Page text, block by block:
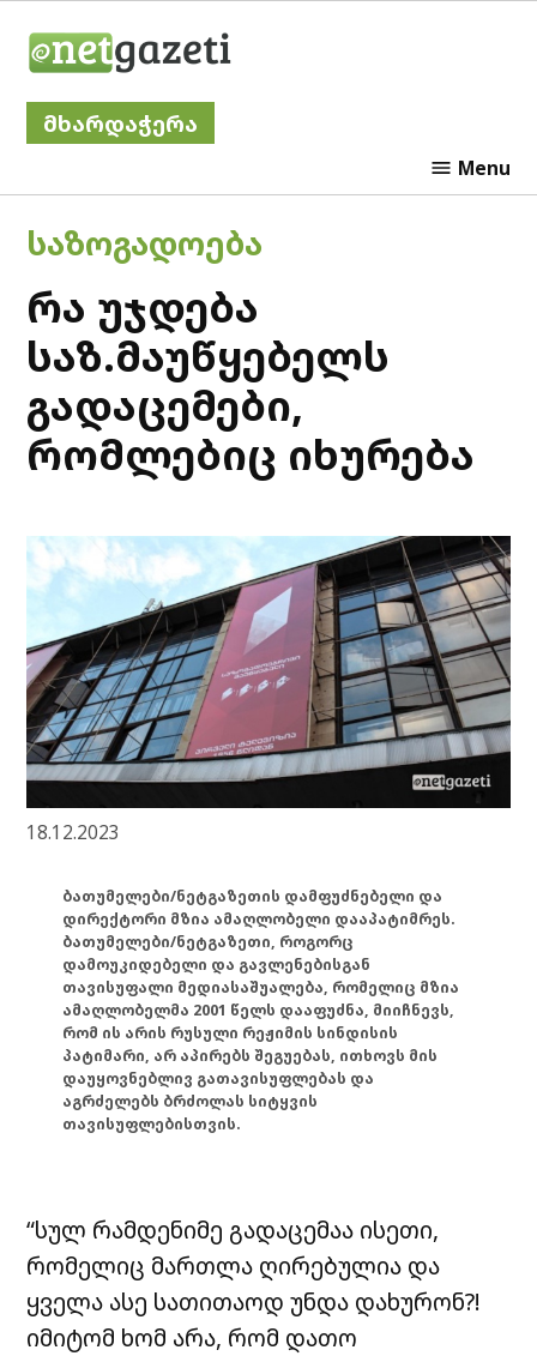
მხარდაჭერა
Menu
POSTED
IN
ᲡᲐᲖᲝᲒᲐᲓᲝᲔᲑᲐ
რა უჯდება
საზ.მაუწყებელს
გადაცემები,
რომლებიც იხურება
18.12.2023
ბათუმელები/ნეტგაზეთის დამფუძნებელი და
დირექტორი მზია ამაღლობელი დააპატიმრეს.
ბათუმელები/ნეტგაზეთი, როგორც
დამოუკიდებელი და გავლენებისგან
თავისუფალი მედიასაშუალება, რომელიც მზია
ამაღლობელმა 2001 წელს დააფუძნა, მიიჩნევს,
რომ ის არის რუსული რეჟიმის სინდისის
პატიმარი, არ აპირებს შეგუებას, ითხოვს მის
დაუყოვნებლივ გათავისუფლებას და
აგრძელებს ბრძოლას სიტყვის
თავისუფლებისთვის.
“სულ რამდენიმე გადაცემაა ისეთი,
რომელიც მართლა ღირებულია და
ყველა ასე სათითაოდ უნდა დახურონ?!
იმიტომ ხომ არა, რომ დათო